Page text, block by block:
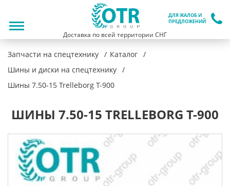
ДЛЯ ЖАЛОБ И
ПРЕДЛОЖЕНИЙ
Доставка по всей территории СНГ
Запчасти на спецтехнику
Каталог
Шины и диски на спецтехнику
Шины 7.50-15 Trelleborg T-900
ШИНЫ 7.50-15 TRELLEBORG T-900